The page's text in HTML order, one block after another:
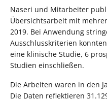
Naseri und Mitarbeiter
Übersichtsarbeit mit
2019. Bei Anwendung
Ausschlusskriterien
eine klinische Studie, 6
Studien einschließen.
Die Arbeiten waren in den
Die Daten reflektieren